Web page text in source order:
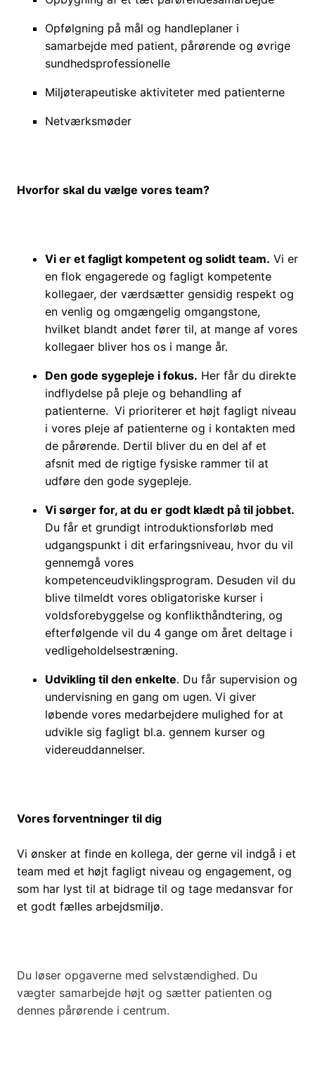
Opfølgning på mål og handleplaner i
samarbejde med patient, pårørende og øvrige
sundhedsprofessionelle
Miljøterapeutiske aktiviteter med patienterne
Netværksmøder
Hvorfor skal du vælge vores team?
Vi er et fagligt kompetent og solidt team. Vi er
en flok engagerede og fagligt kompetente
kollegaer, der værdsætter gensidig respekt og
en venlig og omgængelig omgangstone,
hvilket blandt andet fører til, at mange af vores
kollegaer bliver hos os i mange år.
Den gode sygepleje i fokus. Her får du direkte
indflydelse på pleje og behandling af
patienterne. Vi prioriterer et højt fagligt niveau
i vores pleje af patienterne og i kontakten med
de pårørende. Dertil bliver du en del af et
afsnit med de rigtige fysiske rammer til at
udføre den gode sygepleje.
Vi sørger for, at du er godt klædt på til jobbet.
Du får et grundigt introduktionsforløb med
udgangspunkt i dit erfaringsniveau, hvor du vil
gennemgå vores
kompetenceudviklingsprogram. Desuden vil du
blive tilmeldt vores obligatoriske kurser i
voldsforebyggelse og konflikthåndtering, og
efterfølgende vil du 4 gange om året deltage i
vedligeholdelsestræning.
Udvikling til den enkelte. Du får supervision og
undervisning en gang om ugen. Vi giver
løbende vores medarbejdere mulighed for at
udvikle sig fagligt bl.a. gennem kurser og
videreuddannelser.
Vores forventninger til dig
Vi ønsker at finde en kollega, der gerne vil indgå i et
team med et højt fagligt niveau og engagement, og
som har lyst til at bidrage til og tage medansvar for
et godt fælles arbejdsmiljø.
Du løser opgaverne med selvstændighed. Du
vægter samarbejde højt og sætter patienten og
dennes pårørende i centrum.